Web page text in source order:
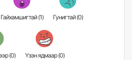
Гайхамшигтай (1) Гунигтай (0)
Жихүүцмээр (0) Үзэн ядмаар (0)